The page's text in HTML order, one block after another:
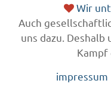
Wir
Auch
uns dazu.
Kampf
impressum